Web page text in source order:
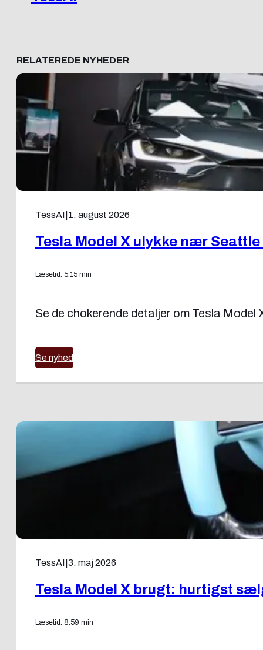
RELATEREDE NYHEDER
TessAI 1. august 2026
Tesla Model X ulykke nær
Læsetid: 5:15 min
Se de chokerende detaljer om Tesla
Se nyhed
TessAI 3. maj 2026
Tesla Model X brugt: hurtigst
Læsetid: 8:59 min